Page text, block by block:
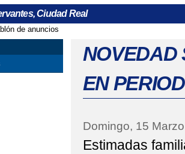
Ciudad Real
usted aquí
de anuncios
NOVEDAD
EN
Domingo, 15
Estimadas